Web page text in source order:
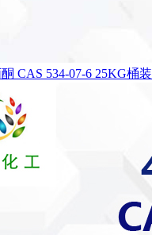
CAS 534-07-6 25KG桶装